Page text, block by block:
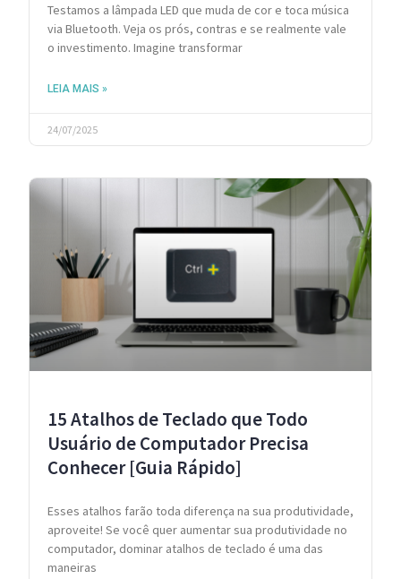
Testamos a lâmpada LED que muda de cor e toca música
via Bluetooth. Veja os prós, contras e se realmente vale
o investimento. Imagine transformar
LEIA MAIS »
24/07/2025
15 Atalhos de Teclado que Todo
Usuário de Computador Precisa
Conhecer [Guia Rápido]
Esses atalhos farão toda diferença na sua produtividade,
aproveite! Se você quer aumentar sua produtividade no
computador, dominar atalhos de teclado é uma das
maneiras